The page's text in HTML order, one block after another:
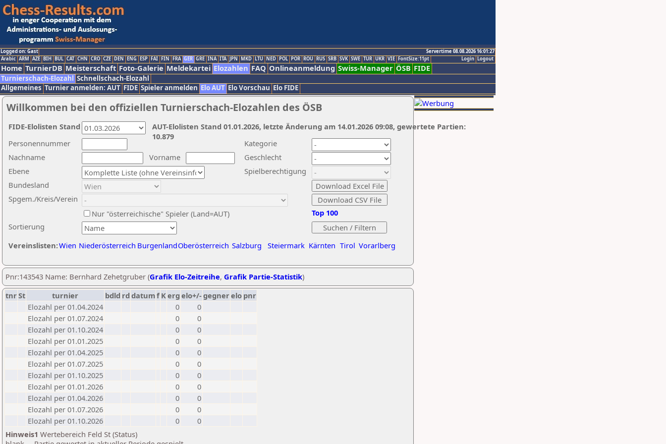
Logged on: Gast
Servertime 08.08.2026 16:01:27
Logout
Login
Arabic ARM AZE BIH BUL CAT CHN CRO CZE DEN ENG ESP FAI FIN FRA GER GRE INA ITA JPN MKD LTU NED POL POR ROU RUS SRB SVK SWE TUR UKR VIE FontSize:11pt
Home TurnierDB Meisterschaft Foto-Galerie Meldekartei Elozahlen FAQ Onlineanmeldung Swiss-Manager ÖSB FIDE
Turnierschach-Elozahl Schnellschach-Elozahl
Allgemeines Turnier anmelden: AUT FIDE Spieler anmelden Elo AUT Elo Vorschau Elo FIDE
Willkommen bei den offiziellen Turnierschach-Elozahlen des ÖSB
Nachname
Vorname
Ebene
Kategorie
Sortierung
Personennummer
Bundesland
Spgem./Kreis/Verein
Geschlecht
Nur "österreichische" Spieler (Land=AUT)
Spielberechtigung
Vereinslisten:Wien Niederösterreich BurgenlandOberösterreich Salzburg Steiermark Kärnten Tirol Vorarlberg
Top 100
AUT-Elolisten Stand 01.01.2026, letzte Änderung am 14.01.2026 09:08, gewertete Partien:
10.879
FIDE-Elolisten Stand
Pnr:143543 Name: Bernhard Zehetgruber (Grafik Elo-Zeitreihe, Grafik Partie-Statistik)
tnrSt turnier bdld rd datumf Kerg elo+/-gegnerelo pnr
Elozahl per 01.04.2024
0
0
Elozahl per 01.07.2024
0
0
Elozahl per 01.10.2024
0
0
Elozahl per 01.01.2025
0
0
Elozahl per 01.04.2025
0
0
Elozahl per 01.07.2025
0
0
Elozahl per 01.10.2025
0
0
Elozahl per 01.01.2026
0
0
Elozahl per 01.04.2026
0
0
Elozahl per 01.07.2026
0
0
Elozahl per 01.10.2026
0
0
Hinweis1 Wertebereich Feld St (Status)